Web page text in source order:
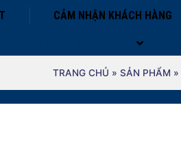
CẢM NHẬN KHÁCH HÀNG
TRANG CHỦ » SẢN PHẨM »